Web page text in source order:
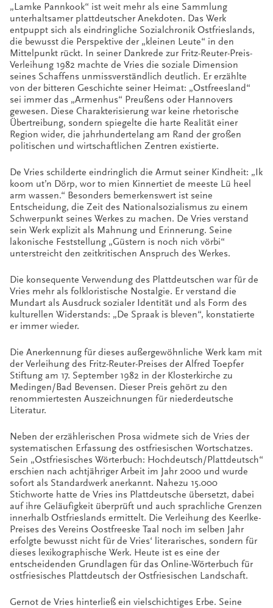
„Lamke Pannkook“ ist weit mehr als eine Sammlung
unterhaltsamer plattdeutscher Anekdoten. Das Werk
entpuppt sich als eindringliche Sozialchronik Ostfrieslands,
die bewusst die Perspektive der „kleinen Leute“ in den
Mittelpunkt rückt. In seiner Dankrede zur Fritz-Reuter-Preis-
Verleihung 1982 machte de Vries die soziale Dimension
seines Schaffens unmissverständlich deutlich. Er erzählte
von der bitteren Geschichte seiner Heimat: „Ostfreesland“
sei immer das „Armenhus“ Preußens oder Hannovers
gewesen. Diese Charakterisierung war keine rhetorische
Übertreibung, sondern spiegelte die harte Realität einer
Region wider, die jahrhundertelang am Rand der großen
politischen und wirtschaftlichen Zentren existierte.
De Vries schilderte eindringlich die Armut seiner Kindheit: „Ik
koom ut’n Dörp, wor to mien Kinnertiet de meeste Lü heel
arm wassen.“ Besonders bemerkenswert ist seine
Entscheidung, die Zeit des Nationalsozialismus zu einem
Schwerpunkt seines Werkes zu machen. De Vries verstand
sein Werk explizit als Mahnung und Erinnerung. Seine
lakonische Feststellung „Güstern is noch nich vörbi“
unterstreicht den zeitkritischen Anspruch des Werkes.
Die konsequente Verwendung des Plattdeutschen war für de
Vries mehr als folkloristische Nostalgie. Er verstand die
Mundart als Ausdruck sozialer Identität und als Form des
kulturellen Widerstands: „De Spraak is bleven“, konstatierte
er immer wieder.
Die Anerkennung für dieses außergewöhnliche Werk kam mit
der Verleihung des Fritz-Reuter-Preises der Alfred Toepfer
Stiftung am 17. September 1982 in der Klosterkirche zu
Medingen/Bad Bevensen. Dieser Preis gehört zu den
renommiertesten Auszeichnungen für niederdeutsche
Literatur.
Neben der erzählerischen Prosa widmete sich de Vries der
systematischen Erfassung des ostfriesischen Wortschatzes.
Sein „Ostfriesisches Wörterbuch: Hochdeutsch/Plattdeutsch“
erschien nach achtjähriger Arbeit im Jahr 2000 und wurde
sofort als Standardwerk anerkannt. Nahezu 15.000
Stichworte hatte de Vries ins Plattdeutsche übersetzt, dabei
auf ihre Geläufigkeit überprüft und auch sprachliche Grenzen
innerhalb Ostfrieslands ermittelt. Die Verleihung des Keerlke-
Preises des Vereins Oostfreeske Taal noch im selben Jahr
erfolgte bewusst nicht für de Vries‘ literarisches, sondern für
dieses lexikographische Werk. Heute ist es eine der
entscheidenden Grundlagen für das Online-Wörterbuch für
ostfriesisches Plattdeutsch der Ostfriesischen Landschaft.
Gernot de Vries hinterließ ein vielschichtiges Erbe. Seine